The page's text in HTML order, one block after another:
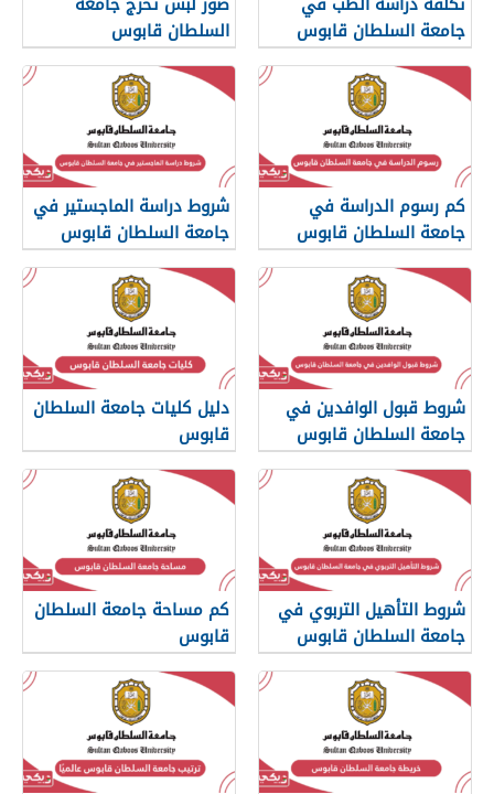
جامعة السلطان قابوس
2026
السلطان قابوس
كم رسوم الدراسة في
جامعة السلطان قابوس
2026
شروط دراسة الماجستير في
جامعة السلطان قابوس
شروط قبول الوافدين في
جامعة السلطان قابوس
دليل كليات جامعة السلطان
قابوس
شروط التأهيل التربوي في
جامعة السلطان قابوس
كم مساحة جامعة السلطان
قابوس